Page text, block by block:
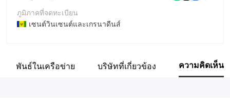
ภูมิภาคที่จดทะเบียน
เซนต์วินเซนต์และเกรนาดีนส์
ชื่อบริษัท
สัมพันธ์ในเครือข่าย บริษัทที่เกี่ยวข้อง ความคิดเห็น